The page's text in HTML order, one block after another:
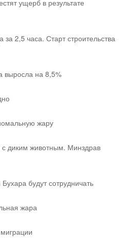
ущерб в результате
2,5 часа. Старт строительства
выросла на 8,5%
жару
с диким животным. Минздрав
будут сотрудничать
жара